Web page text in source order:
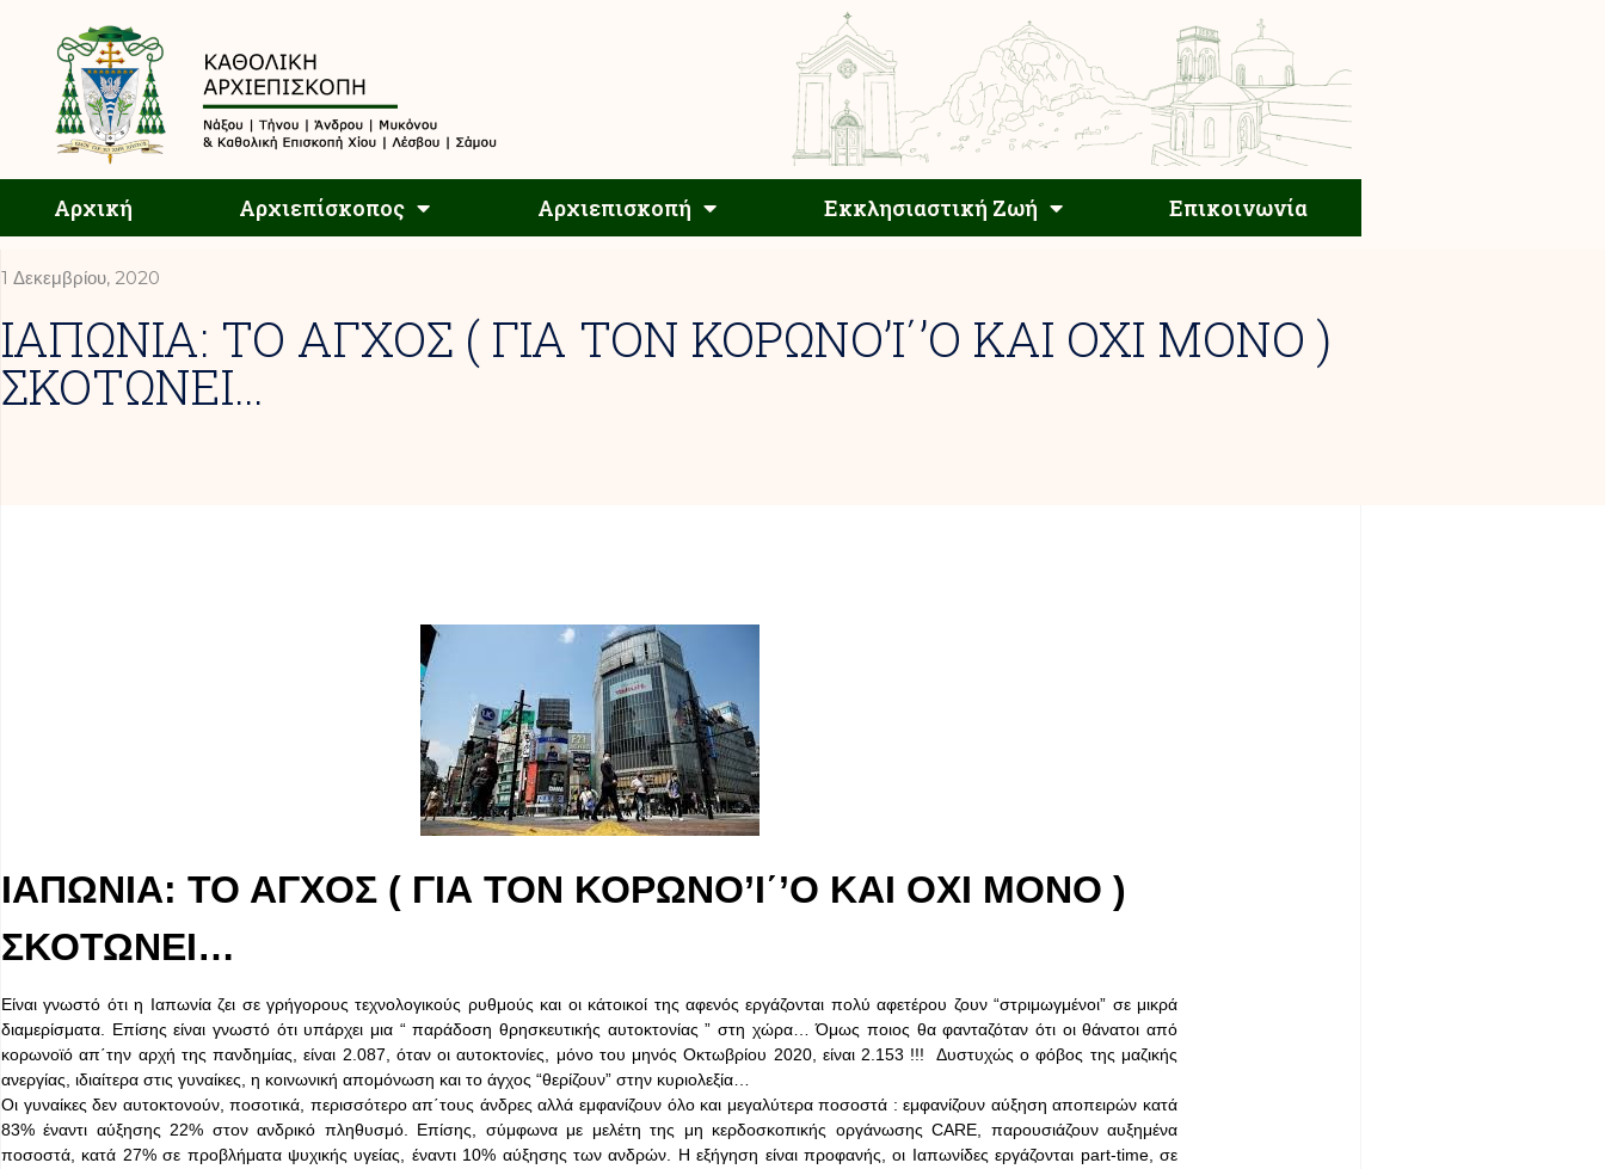
Αρχική Αρχιεπίσκοπος Αρχιεπισκοπή Εκκλησιαστική Ζωή Επικοινωνία
Αρχιεπισκοπή Εκκλησιαστική Ζωή Επικοινωνία
1 Δεκεμβρίου, 2020
ΙΑΠΩΝΙΑ: ΤΟ ΑΓΧΟΣ ( ΓΙΑ ΤΟΝ ΚΟΡΩΝΟ’Ι΄’Ο ΚΑΙ ΟΧΙ ΜΟΝΟ )
ΣΚΟΤΩΝΕΙ…
ΙΑΠΩΝΙΑ: ΤΟ ΑΓΧΟΣ ( ΓΙΑ ΤΟΝ ΚΟΡΩΝΟ’Ι΄’Ο ΚΑΙ ΟΧΙ ΜΟΝΟ )
ΣΚΟΤΩΝΕΙ…
Είναι γνωστό ότι η Ιαπωνία ζει σε γρήγορους τεχνολογικούς ρυθμούς και οι κάτοικοί της αφενός εργάζονται πολύ αφετέρου ζουν “στριμωγμένοι” σε μικρά
διαμερίσματα. Επίσης είναι γνωστό ότι υπάρχει μια “ παράδοση θρησκευτικής αυτοκτονίας ” στη χώρα… Όμως ποιος θα φανταζόταν ότι οι θάνατοι από
κορωνοϊό απ΄την αρχή της πανδημίας, είναι 2.087, όταν οι αυτοκτονίες, μόνο του μηνός Οκτωβρίου 2020, είναι 2.153 !!! Δυστυχώς ο φόβος της μαζικής
ανεργίας, ιδιαίτερα στις γυναίκες, η κοινωνική απομόνωση και το άγχος “θερίζουν” στην κυριολεξία…
Οι γυναίκες δεν αυτοκτονούν, ποσοτικά, περισσότερο απ΄τους άνδρες αλλά εμφανίζουν όλο και μεγαλύτερα ποσοστά : εμφανίζουν αύξηση αποπειρών κατά
83% έναντι αύξησης 22% στον ανδρικό πληθυσμό. Επίσης, σύμφωνα με μελέτη της μη κερδοσκοπικής οργάνωσης CARE, παρουσιάζουν αυξημένα
ποσοστά, κατά 27% σε προβλήματα ψυχικής υγείας, έναντι 10% αύξησης των ανδρών. Η εξήγηση είναι προφανής, οι Ιαπωνίδες εργάζονται part-time, σε